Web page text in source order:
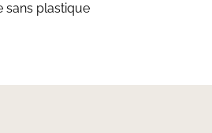
sans plastique